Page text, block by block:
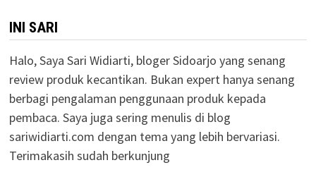
INI SARI
Halo, Saya Sari Widiarti, bloger Sidoarjo yang senang
review produk kecantikan. Bukan expert hanya senang
berbagi pengalaman penggunaan produk kepada
pembaca. Saya juga sering menulis di blog
sariwidiarti.com dengan tema yang lebih bervariasi.
Terimakasih sudah berkunjung